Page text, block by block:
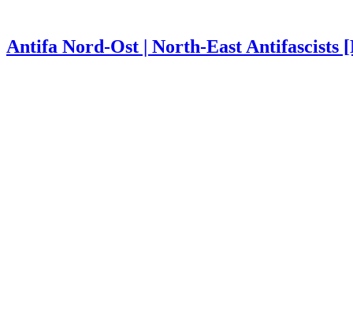
Antifa Nord-Ost | North-East Antifascists